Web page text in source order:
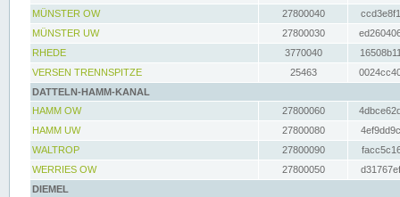
MÜNSTER OW
27800040
MÜNSTER UW
27800030
RHEDE
3770040
VERSEN TRENNSPITZE
25463
DATTELN-HAMM-KANAL
HAMM OW
27800060
HAMM UW
27800080
WALTROP
27800090
WERRIES OW
27800050
DIEMEL